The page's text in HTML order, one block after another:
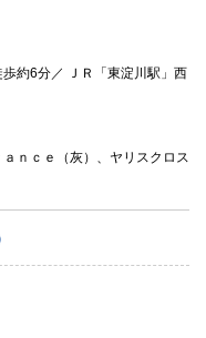
約6分／ ＪＲ「東淀川駅」西
ｎｃｅ（灰）、ヤリスクロス